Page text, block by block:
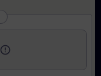
error_outline